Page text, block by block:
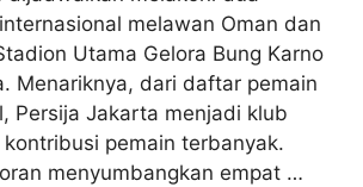
melawan Oman dan
Utama Gelora Bung Karno
Menariknya, dari daftar pemain
Persija Jakarta menjadi klub
kontribusi pemain terbanyak.
menyumbangkan empat …